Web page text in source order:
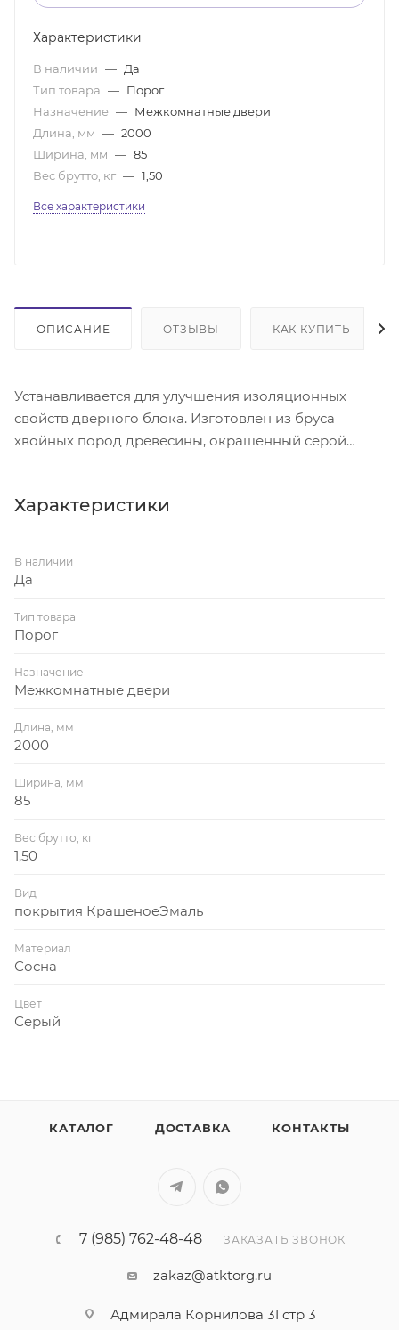
Характеристики
В наличии — Да
Тип товара — Порог
Назначение — Межкомнатные двери
Длина, мм — 2000
Ширина, мм — 85
Вес брутто, кг — 1,50
Все характеристики
ОПИСАНИЕ ОТЗЫВЫ КАК КУПИТЬ
Устанавливается для улучшения изоляционных
свойств дверного блока. Изготовлен из бруса
хвойных пород древесины, окрашенный серой
Характеристики
В наличии
Да
Тип товара
Порог
Назначение
Межкомнатные двери
Длина, мм
2000
Ширина, мм
85
Вес брутто, кг
1,50
Вид
покрытия КрашеноеЭмаль
Материал
Сосна
Цвет
Серый
КАТАЛОГ ДОСТАВКА КОНТАКТЫ
7 (985) 762-48-48 ЗАКАЗАТЬ ЗВОНОК
zakaz@atktorg.ru
Адмирала Корнилова 31 стр 3